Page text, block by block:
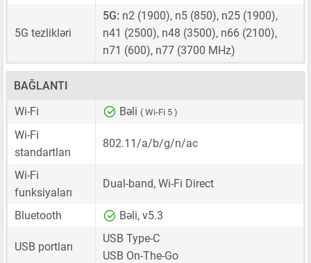
5G tezlikləri
5G: n2 (1900), n5 (850), n25 (1900),
n41 (2500), n48 (3500), n66 (2100),
n71 (600), n77 (3700 MHz)
BAĞLANTI
Wi-Fi
Bəli ( Wi-Fi 5 )
Wi-Fi
standartları
802.11/a/b/g/n/ac
Wi-Fi
funksiyaları
Dual-band, Wi-Fi Direct
Bluetooth Bəli, v5.3
USB portları
USB Type-C
USB On-The-Go